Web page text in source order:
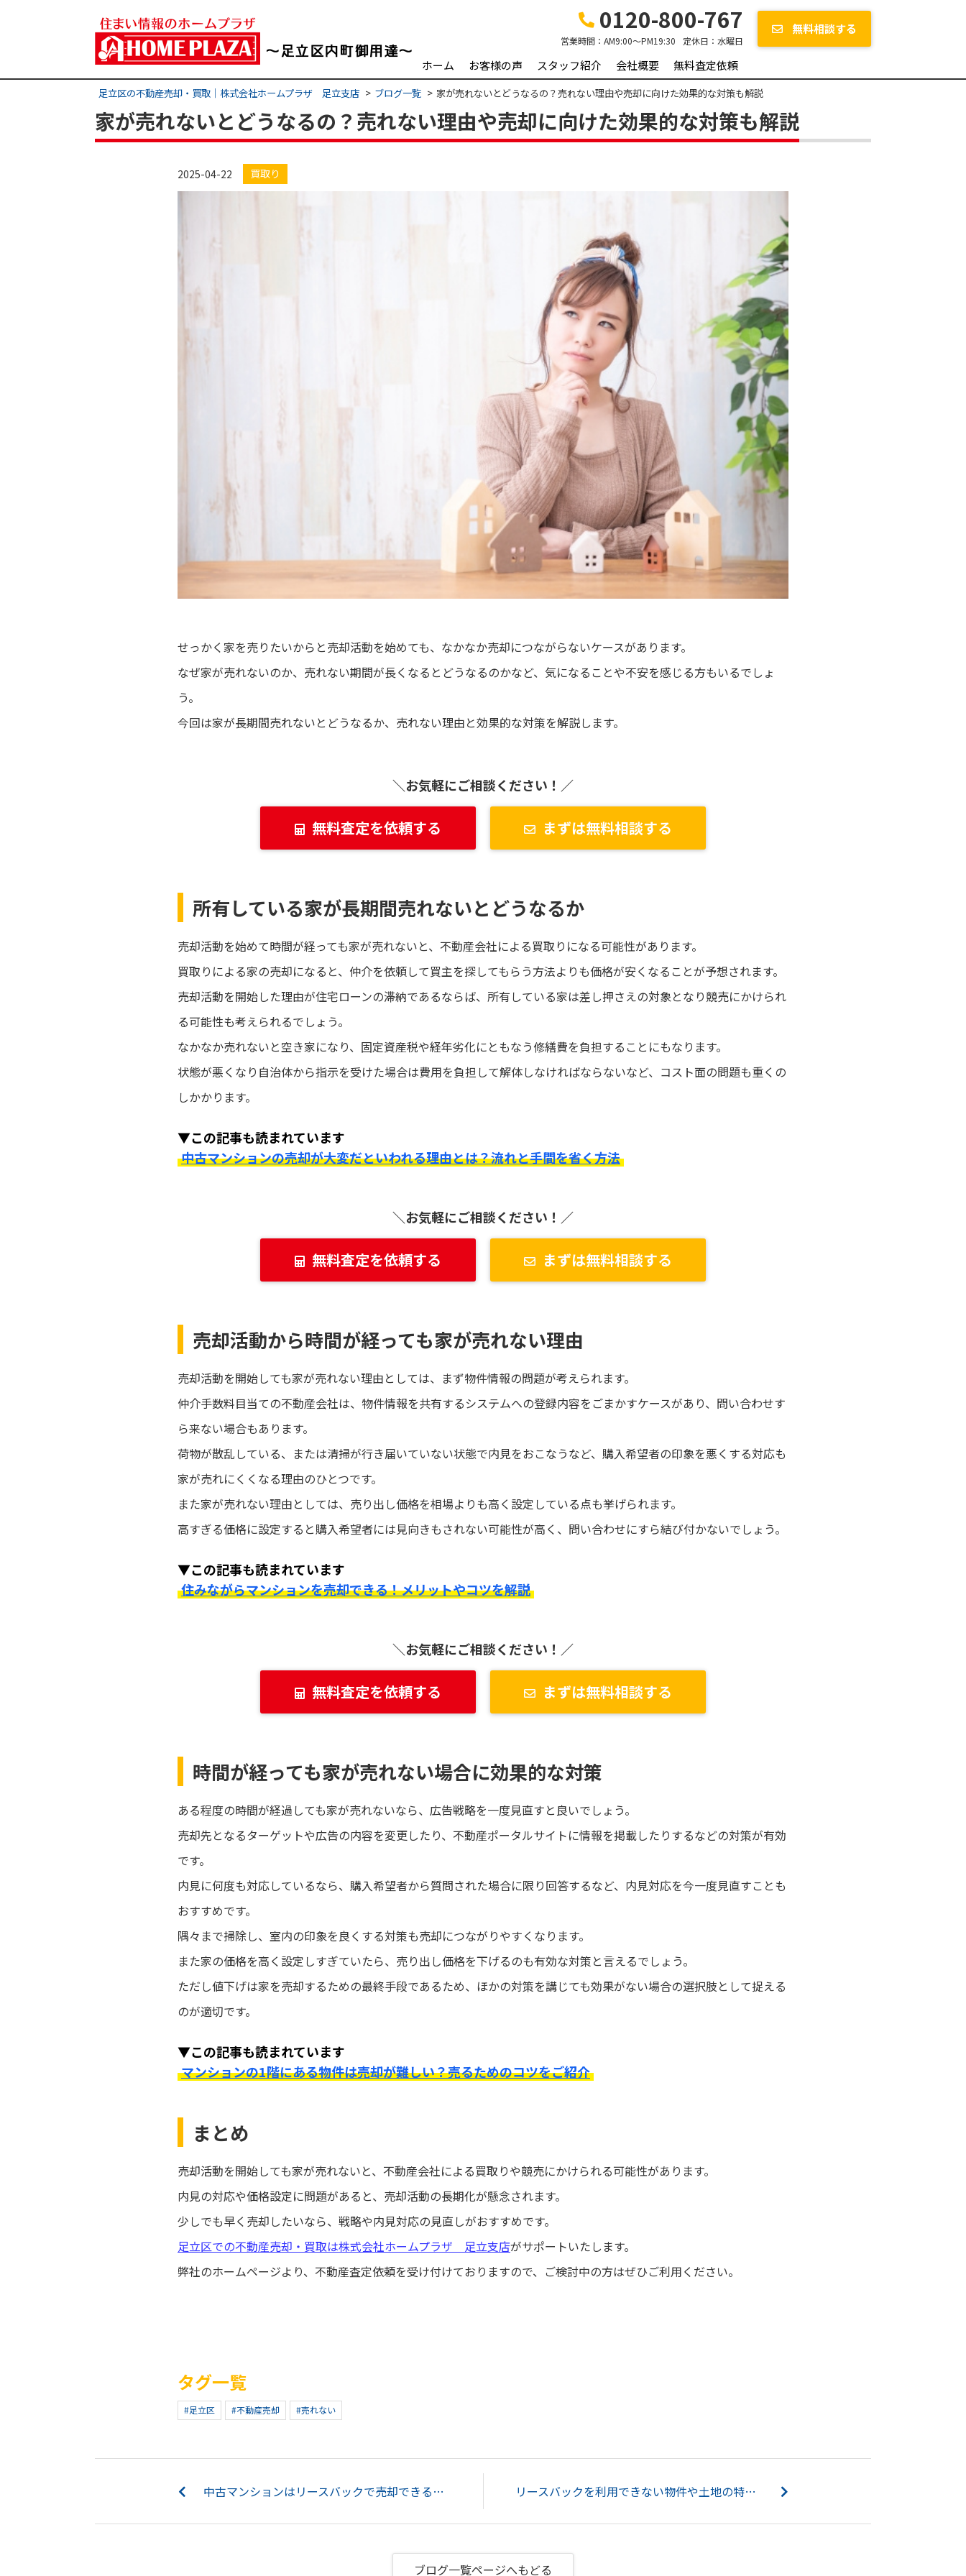
0120-800-767
営業時間： AM9:00～PM19:30 定休日： 水曜日
無料相談する
ホーム お客様の声 スタッフ紹介 会社概要 無料査定依頼
足立区の不動産売却・買取｜株式会社ホームプラザ 足立支店 ブログ一覧 家が売れないとどうなるの？売れない理由や売却に向けた効果的な対策も解説
家が売れないとどうなるの？売れない理由や売却に向けた効果的な対策も解説
2025-04-22 買取り
せっかく家を売りたいからと売却活動を始めても、なかなか売却につながらないケースがあります。
なぜ家が売れないのか、売れない期間が長くなるとどうなるのかなど、気になることや不安を感じる方もいるでしょ
う。
今回は家が長期間売れないとどうなるか、売れない理由と効果的な対策を解説します。
＼お気軽にご相談ください！／
無料査定を依頼する まずは無料相談する
所有している家が長期間売れないとどうなるか
売却活動を始めて時間が経っても家が売れないと、不動産会社による買取りになる可能性があります。
買取りによる家の売却になると、仲介を依頼して買主を探してもらう方法よりも価格が安くなることが予想されます。
売却活動を開始した理由が住宅ローンの滞納であるならば、所有している家は差し押さえの対象となり競売にかけられ
る可能性も考えられるでしょう。
なかなか売れないと空き家になり、固定資産税や経年劣化にともなう修繕費を負担することにもなります。
状態が悪くなり自治体から指示を受けた場合は費用を負担して解体しなければならないなど、コスト面の問題も重くの
しかかります。
▼この記事も読まれています
中古マンションの売却が大変だといわれる理由とは？流れと手間を省く方法
＼お気軽にご相談ください！／
無料査定を依頼する まずは無料相談する
売却活動から時間が経っても家が売れない理由
売却活動を開始しても家が売れない理由としては、まず物件情報の問題が考えられます。
仲介手数料目当ての不動産会社は、物件情報を共有するシステムへの登録内容をごまかすケースがあり、問い合わせす
ら来ない場合もあります。
荷物が散乱している、または清掃が行き届いていない状態で内見をおこなうなど、購入希望者の印象を悪くする対応も
家が売れにくくなる理由のひとつです。
また家が売れない理由としては、売り出し価格を相場よりも高く設定している点も挙げられます。
高すぎる価格に設定すると購入希望者には見向きもされない可能性が高く、問い合わせにすら結び付かないでしょう。
▼この記事も読まれています
住みながらマンションを売却できる！メリットやコツを解説
＼お気軽にご相談ください！／
無料査定を依頼する まずは無料相談する
時間が経っても家が売れない場合に効果的な対策
ある程度の時間が経過しても家が売れないなら、広告戦略を一度見直すと良いでしょう。
売却先となるターゲットや広告の内容を変更したり、不動産ポータルサイトに情報を掲載したりするなどの対策が有効
です。
内見に何度も対応しているなら、購入希望者から質問された場合に限り回答するなど、内見対応を今一度見直すことも
おすすめです。
隅々まで掃除し、室内の印象を良くする対策も売却につながりやすくなります。
また家の価格を高く設定しすぎていたら、売り出し価格を下げるのも有効な対策と言えるでしょう。
ただし値下げは家を売却するための最終手段であるため、ほかの対策を講じても効果がない場合の選択肢として捉える
のが適切です。
▼この記事も読まれています
マンションの1階にある物件は売却が難しい？売るためのコツをご紹介
まとめ
売却活動を開始しても家が売れないと、不動産会社による買取りや競売にかけられる可能性があります。
内見の対応や価格設定に問題があると、売却活動の長期化が懸念されます。
少しでも早く売却したいなら、戦略や内見対応の見直しがおすすめです。
足立区での不動産売却・買取は株式会社ホームプラザ 足立支店がサポートいたします。
弊社のホームページより、不動産査定依頼を受け付けておりますので、ご検討中の方はぜひご利用ください。
タグ一覧
#足立区 #不動産売却 #売れない
中古マンションはリースバックで売却できる？売却する際の注意点を解説... リースバックを利用できない物件や土地の特徴とは？注意点も解説...
ブログ一覧ページへもどる